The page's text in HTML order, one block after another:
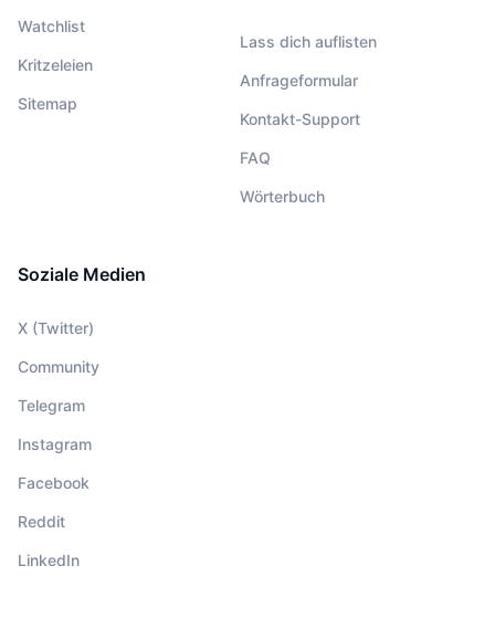
Watchlist
Kritzeleien
Sitemap
Lass dich auflisten
Anfrageformular
Kontakt-Support
FAQ
Wörterbuch
Soziale Medien
X (Twitter)
Community
Telegram
Instagram
Facebook
Reddit
LinkedIn